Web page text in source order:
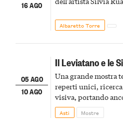
16 AGO
Albaretto Torre
05 AGO
10 AGO
Il Leviatano e le
Una grande mostra
reperti unici,
visiva, portando
della scena le
Asti Mostre